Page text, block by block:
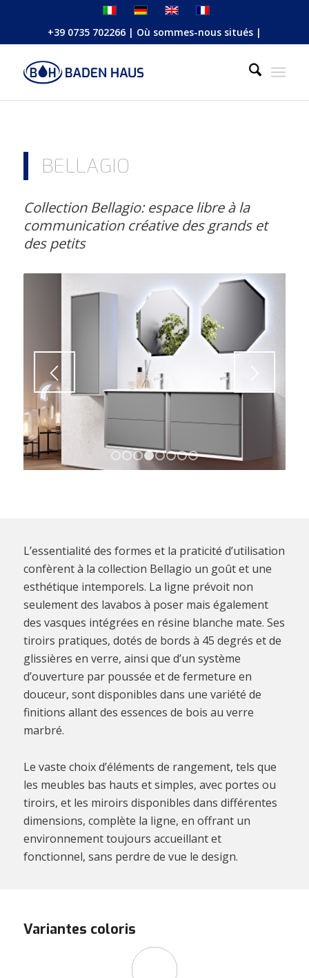
+39 0735 702266| Où sommes-nous situés|
BELLAGIO
Collection Bellagio: espace libre à la
communication créative des grands et
des petits
1 2 4 5 6 7
L’essentialité des formes et la praticité d’utilisation
confèrent à la collection Bellagio un goût et une
esthétique intemporels. La ligne prévoit non
seulement des lavabos à poser mais également
des vasques intégrées en résine blanche mate. Ses
tiroirs pratiques, dotés de bords à 45 degrés et de
glissières en verre, ainsi que d’un système
d’ouverture par poussée et de fermeture en
douceur, sont disponibles dans une variété de
finitions allant des essences de bois au verre
marbré.
Le vaste choix d’éléments de rangement, tels que
les meubles bas hauts et simples, avec portes ou
tiroirs, et les miroirs disponibles dans différentes
dimensions, complète la ligne, en offrant un
environnement toujours accueillant et
fonctionnel, sans perdre de vue le design.
Variantes coloris